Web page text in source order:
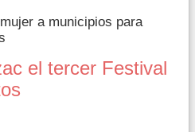
a municipios para
el tercer Festival